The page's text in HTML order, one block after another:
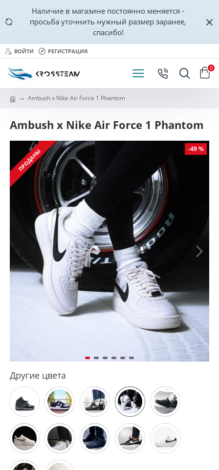
Наличие в магазине постоянно меняется -
просьба уточнить нужный размер заранее,
спасибо!
ВОЙТИ РЕГИСТРАЦИЯ
0
Ambush x Nike Air Force 1 Phantom
Ambush x Nike Air Force 1 Phantom
-49 %
ПРОДАНЫ
Другие цвета